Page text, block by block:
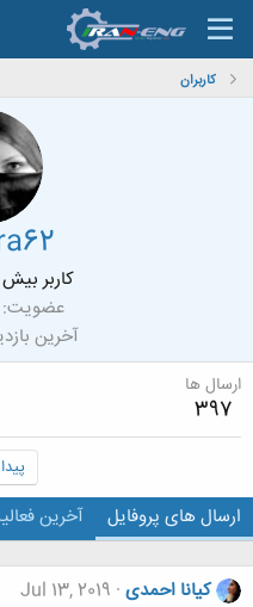
کاربران
کاربر
عضویت
آخرین
ارسال ها
397
ارسال های پروفایل آخرین
کیانا احمدی Jul 13, 2019